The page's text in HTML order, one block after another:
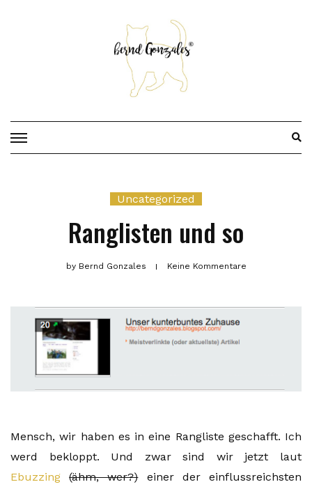
Uncategorized
Ranglisten und so
byBernd Gonzales Keine Kommentare
Mensch, wir haben es in eine Rangliste geschafft. Ich
werd bekloppt. Und zwar sind wir jetzt laut
Ebuzzing
(ähm, wer?)einer der einflussreichsten